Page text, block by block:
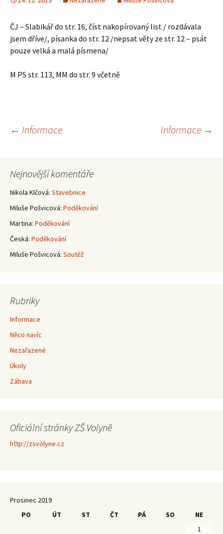
ČJ – Slabikář do str. 16, číst nakopírovaný list / rozdávala
jsem dříve/, písanka do str. 12 /nepsat věty ze str. 12 – psát
pouze velká a malá písmena/
M PS str. 113, MM do str. 9 včetně
Navigace
pro
příspěvky
← Informace Informace →
Nejnovější komentáře
Nikola Klčová: Stavebnice
Miluše Pošvicová: Poděkování
Martina: Poděkování
Česká: Poděkování
Miluše Pošvicová: Soutěž
Rubriky
Informace
Něco navíc
Nezařazené
Úkoly
Zábava
Oficiální stránky ZŠ Volyně
http://zsvolyne.cz
Prosinec 2019
PO
ÚT ST ČT PÁ SO
NE
1